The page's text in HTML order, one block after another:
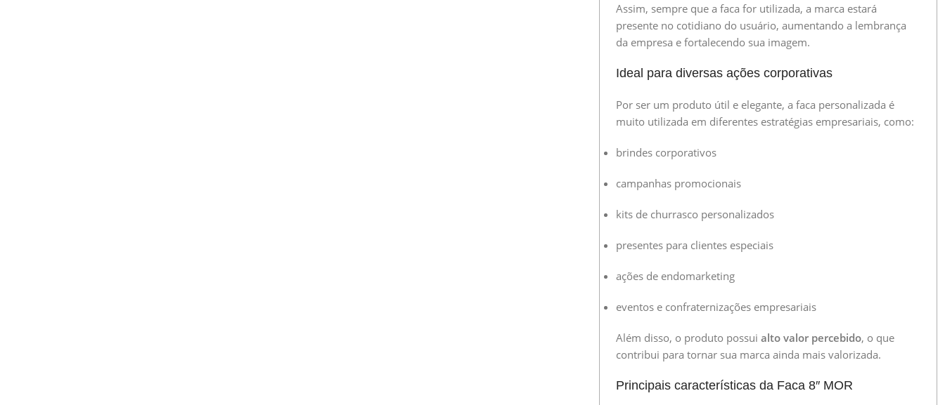
Assim, sempre que a faca for utilizada, a marca estará
presente no cotidiano do usuário, aumentando a lembrança
da empresa e fortalecendo sua imagem.
Ideal para diversas ações corporativas
Por ser um produto útil e elegante, a faca personalizada é
muito utilizada em diferentes estratégias empresariais, como:
brindes corporativos
campanhas promocionais
kits de churrasco personalizados
presentes para clientes especiais
ações de endomarketing
eventos e confraternizações empresariais
Além disso, o produto possui alto valor percebido, o que
contribui para tornar sua marca ainda mais valorizada.
Principais características da Faca 8″ MOR